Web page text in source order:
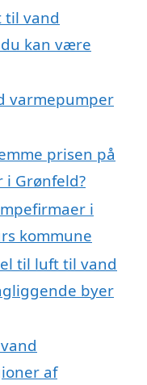
til vand
kan være
varmepumper
prisen på
Grønfeld?
i
kommune
til luft til vand
byer
af